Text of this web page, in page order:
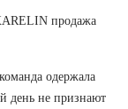
продажа
одержала
день не признают